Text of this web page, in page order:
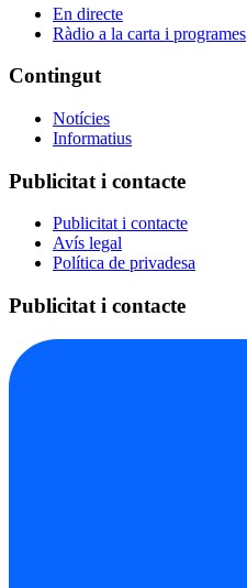
En directe
Ràdio a la carta i programes
Contingut
Notícies
Informatius
Publicitat i contacte
Publicitat i contacte
Avís legal
Política de privadesa
Publicitat i contacte